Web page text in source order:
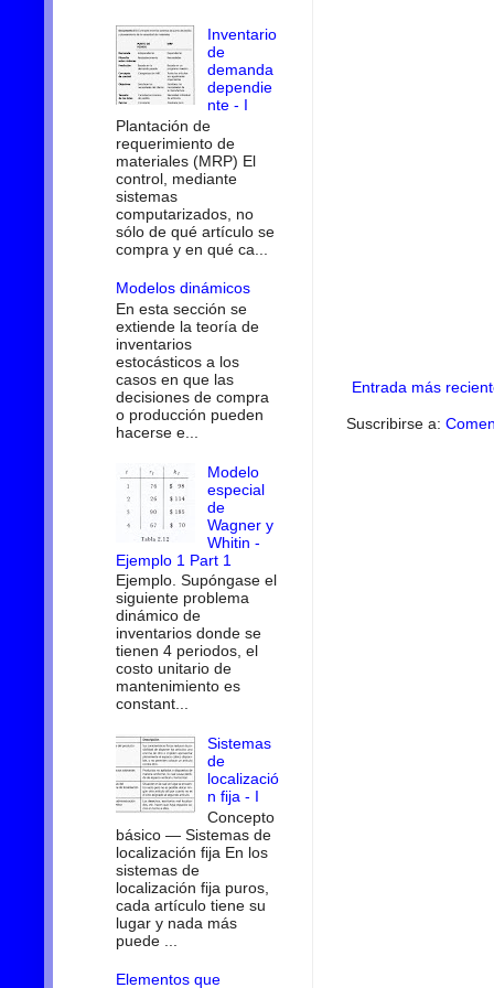
Entrada más
Suscribirse a:
Inventario
de
demanda
dependie
nte - I
Plantación de
requerimiento de
materiales (MRP) El
control, mediante
sistemas
computarizados, no
sólo de qué artículo se
compra y en qué ca...
Modelos dinámicos
En esta sección se
extiende la teoría de
inventarios
estocásticos a los
casos en que las
decisiones de compra
o producción pueden
hacerse e...
Modelo
especial
de
Wagner y
Whitin -
Ejemplo 1 Part 1
Ejemplo. Supóngase el
siguiente problema
dinámico de
inventarios donde se
tienen 4 periodos, el
costo unitario de
mantenimiento es
constant...
Sistemas
de
localizació
n fija - I
Concepto
básico — Sistemas de
localización fija En los
sistemas de
localización fija puros,
cada artículo tiene su
lugar y nada más
puede ...
Elementos que